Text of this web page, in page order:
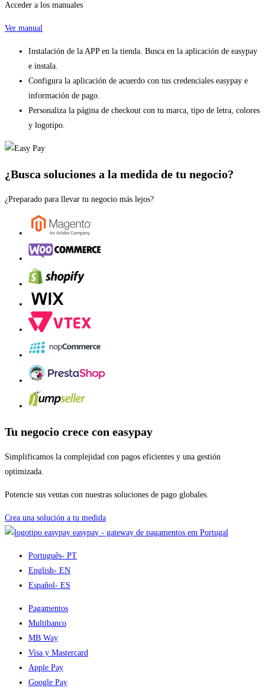
Acceder a los manuales
Ver manual
Instalación de la APP en la tienda. Busca en la aplicación de easypay
e instala.
Configura la aplicación de acuerdo con tus credenciales easypay e
información de pago.
Personaliza la página de checkout con tu marca, tipo de letra, colores
y logotipo.
¿Busca soluciones a la medida de tu negocio?
¿Preparado para llevar tu negocio más lejos?
Tu negocio crece con easypay
Simplificamos la complejidad con pagos eficientes y una gestión
optimizada.
Potencie sus ventas con nuestras soluciones de pago globales.
Crea una solución a tu medida
easypay - gateway de pagamentos em Portugal
Português- PT
English- EN
Español- ES
Pagamentos
Multibanco
MB Way
Visa y Mastercard
Apple Pay
Google Pay